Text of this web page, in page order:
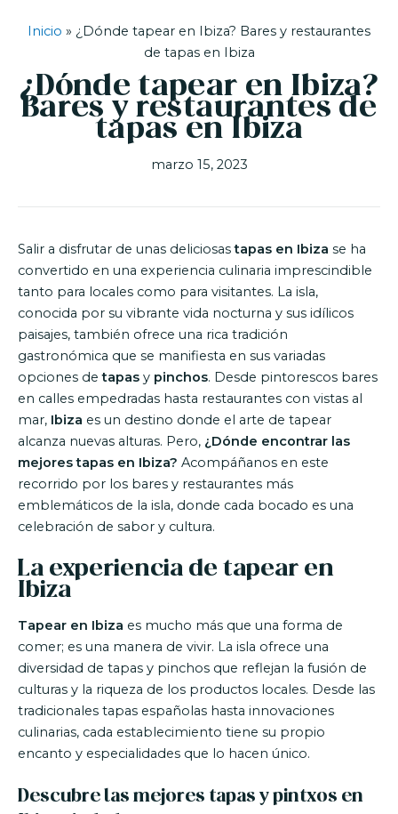
Inicio » ¿Dónde tapear en Ibiza? Bares y restaurantes
de tapas en Ibiza
¿Dónde tapear en Ibiza?
Bares y restaurantes de
tapas en Ibiza
marzo 15, 2023
Salir a disfrutar de unas deliciosastapas en Ibiza se ha
convertido en una experiencia culinaria imprescindible
tanto para locales como para visitantes. La isla,
conocida por su vibrante vida nocturna y sus idílicos
paisajes, también ofrece una rica tradición
gastronómica que se manifiesta en sus variadas
opciones detapas y pinchos. Desde pintorescos bares
en calles empedradas hasta restaurantes con vistas al
mar, Ibiza es un destino donde el arte de tapear
alcanza nuevas alturas. Pero, ¿Dónde encontrar las
mejores tapas en Ibiza? Acompáñanos en este
recorrido por los bares y restaurantes más
emblemáticos de la isla, donde cada bocado es una
celebración de sabor y cultura.
La experiencia de tapear en
Ibiza
Tapear en Ibiza es mucho más que una forma de
comer; es una manera de vivir. La isla ofrece una
diversidad de tapas y pinchos que reflejan la fusión de
culturas y la riqueza de los productos locales. Desde las
tradicionales tapas españolas hasta innovaciones
culinarias, cada establecimiento tiene su propio
encanto y especialidades que lo hacen único.
Descubre las mejores tapas y pintxos en